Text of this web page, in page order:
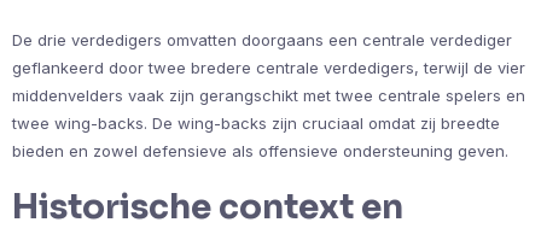
De drie verdedigers omvatten doorgaans een centrale verdediger
geflankeerd door twee bredere centrale verdedigers, terwijl de vier
middenvelders vaak zijn gerangschikt met twee centrale spelers en
twee wing-backs. De wing-backs zijn cruciaal omdat zij breedte
bieden en zowel defensieve als offensieve ondersteuning geven.
Historische context en